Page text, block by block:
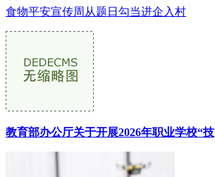
食物平安宣传周从题日勾当进企入村
教育部办公厅关于开展2026年职业学校“技